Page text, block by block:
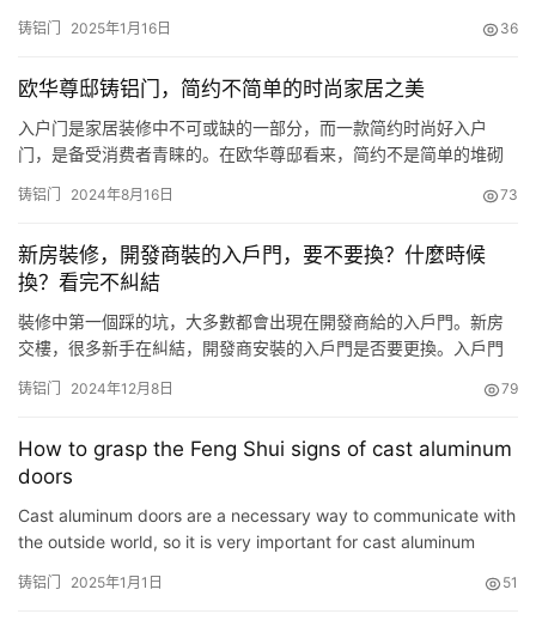
系
们
铸铝门 2025年1月16日 36
欧华尊邸铸铝门，简约不简单的时尚家居之美
入户门是家居装修中不可或缺的一部分，而一款简约时尚好入户
门，是备受消费者青睐的。在欧华尊邸看来，简约不是简单的堆砌
新，得出设计和思路的延展。简约而不简单，追求的是一种更高层
力求简洁，使得室内空间更加开敞、内外通透。温馨优雅，浑然天
成，让…
铸铝门 2024年8月16日 73
新房裝修，開發商裝的入戶門，要不要換？什麼時候
換？看完不糾結
裝修中第一個踩的坑，大多數都會出現在開發商給的入戶門。新房
交樓，很多新手在糾結，開發商安裝的入戶門是否要更換。入戶門
全，標配的豬肝色顏值樣式不美觀。換吧，又要多花一筆錢。 今天
換？什麼時候更換，更換時要註意什麼？ 一，看鋼印防盜等級。 根
據門的…
铸铝门 2024年12月8日 79
How to grasp the Feng Shui signs of cast aluminum
doors
Cast aluminum doors are a necessary way to communicate with
the outside world, so it is very important for cast aluminum
铸铝门 2025年1月1日 51